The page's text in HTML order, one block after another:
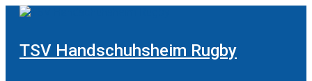
Zum
TSV Handschuhsheim Rugby